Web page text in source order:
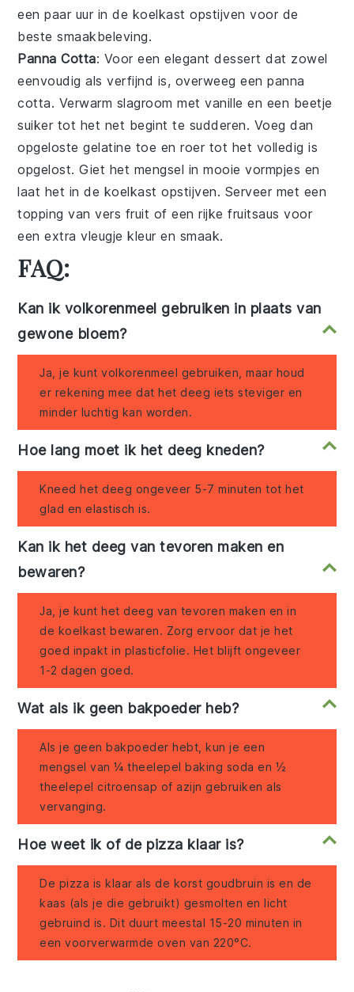
een paar uur in de koelkast opstijven voor de
beste smaakbeleving.
Panna Cotta: Voor een elegantdessert dat zowel
eenvoudig als verfijnd is, overweeg eenpanna
cotta. Verwarm slagroom metvanille en een beetje
suiker tot het net begint te sudderen. Voeg dan
opgelostegelatine toe en roer tot het volledig is
opgelost. Giet het mengsel in mooievormpjes en
laat het in de koelkast opstijven. Serveer met een
topping van vers fruit of een rijkefruitsaus voor
een extra vleugje kleur en smaak.
FAQ:
Kan ik volkorenmeel gebruiken in plaats van
gewone bloem?
Ja, je kunt volkorenmeel gebruiken, maar houd
er rekening mee dat het deeg iets steviger en
minder luchtig kan worden.
Hoe lang moet ik het deeg kneden?
Kneed het deeg ongeveer 5-7 minuten tot het
glad en elastisch is.
Kan ik het deeg van tevoren maken en
bewaren?
Ja, je kunt het deeg van tevoren maken en in
de koelkast bewaren. Zorg ervoor dat je het
goed inpakt in plasticfolie. Het blijft ongeveer
1-2 dagen goed.
Wat als ik geen bakpoeder heb?
Als je geen bakpoeder hebt, kun je een
mengsel van ¼ theelepel baking soda en ½
theelepel citroensap of azijn gebruiken als
vervanging.
Hoe weet ik of de pizza klaar is?
De pizza is klaar als de korst goudbruin is en de
kaas (als je die gebruikt) gesmolten en licht
gebruind is. Dit duurt meestal 15-20 minuten in
een voorverwarmde oven van 220°C.